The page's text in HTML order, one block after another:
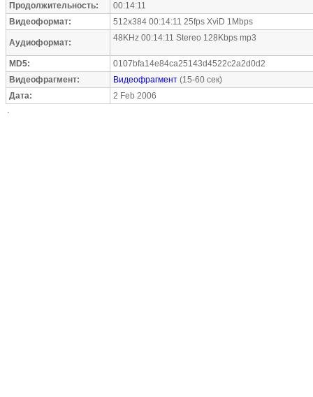
Продолжительность:
00:14:11
Видеоформат:
512x384 00:14:11 25fps XviD 1Mbps
Аудиоформат: 48KHz 00:14:11 Stereo 128Kbps mp3
MD5:
0107bfa14e84ca25143d4522c2a2d0d2
Видеофрагмент:
Видеофрагмент (15-60 сек)
Дата:
2 Feb 2006